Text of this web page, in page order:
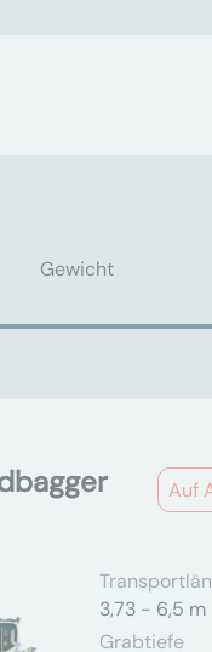
Gewicht
Auf
3,73 - 6,5 m
Grabtiefe